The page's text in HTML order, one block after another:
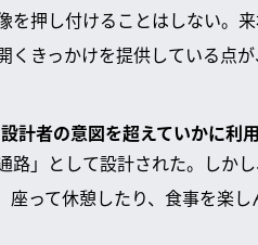
を押し付けることはしない。
くきっかけを提供している点
計者の意図を超えていかに利
路」として設計された。しか
って休憩したり、食事を楽